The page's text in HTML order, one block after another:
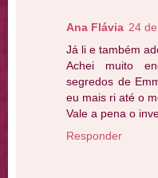
Ana Flávia 24
Já li e também
Achei muito
segredos de
eu mais ri até o
Vale a pena o
Responder